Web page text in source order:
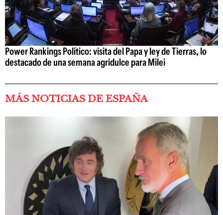
Power Rankings Político: visita del Papa y ley de Tierras, lo
destacado de una semana agridulce para Milei
MÁS NOTICIAS DE ESPAÑA